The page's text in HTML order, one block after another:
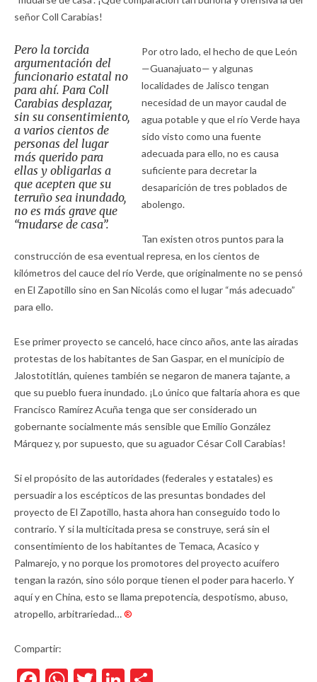
señor Coll Carabias!
Pero la torcida
argumentación del
funcionario estatal no
para ahí. Para Coll
Carabias desplazar,
sin su consentimiento,
a varios cientos de
personas del lugar
más querido para
ellas y obligarlas a
que acepten que su
terruño sea inundado,
no es más grave que
“mudarse de casa”.
Por otro lado, el hecho de que León
—Guanajuato— y algunas
localidades de Jalisco tengan
necesidad de un mayor caudal de
agua potable y que el río Verde haya
sido visto como una fuente
adecuada para ello, no es causa
suficiente para decretar la
desaparición de tres poblados de
abolengo.
Tan existen otros puntos para la
construcción de esa eventual represa, en los cientos de
kilómetros del cauce del río Verde, que originalmente no se pensó
en El Zapotillo sino en San Nicolás como el lugar “más adecuado”
para ello.
Ese primer proyecto se canceló, hace cinco años, ante las airadas
protestas de los habitantes de San Gaspar, en el municipio de
Jalostotitlán, quienes también se negaron de manera tajante, a
que su pueblo fuera inundado. ¡Lo único que faltaría ahora es que
Francisco Ramírez Acuña tenga que ser considerado un
gobernante socialmente más sensible que Emilio González
Márquez y, por supuesto, que su aguador César Coll Carabias!
Si el propósito de las autoridades (federales y estatales) es
persuadir a los escépticos de las presuntas bondades del
proyecto de El Zapotillo, hasta ahora han conseguido todo lo
contrario. Y si la multicitada presa se construye, será sin el
consentimiento de los habitantes de Temaca, Acasico y
Palmarejo, y no porque los promotores del proyecto acuífero
tengan la razón, sino sólo porque tienen el poder para hacerlo. Y
aquí y en China, esto se llama prepotencia, despotismo, abuso,
atropello, arbitrariedad…®
Compartir: